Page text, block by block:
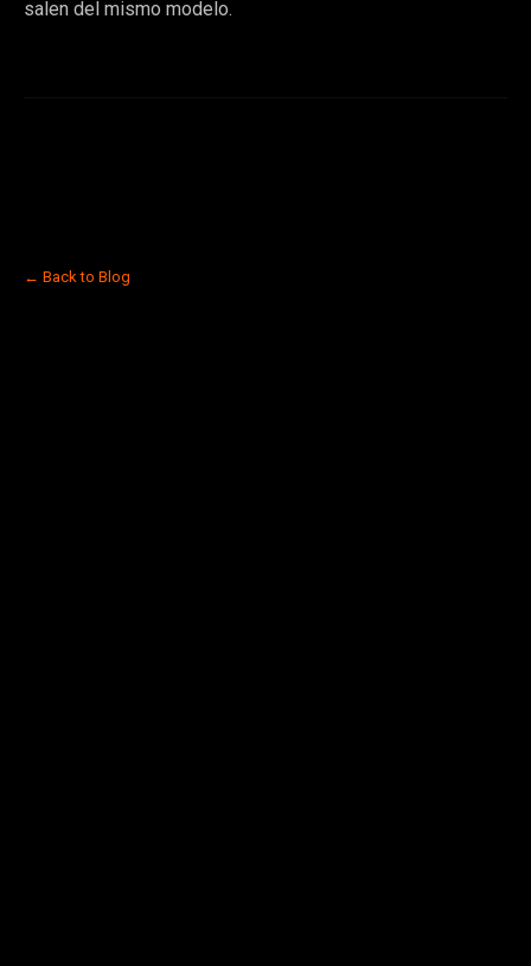
salen del mismo modelo.
← Back to Blog